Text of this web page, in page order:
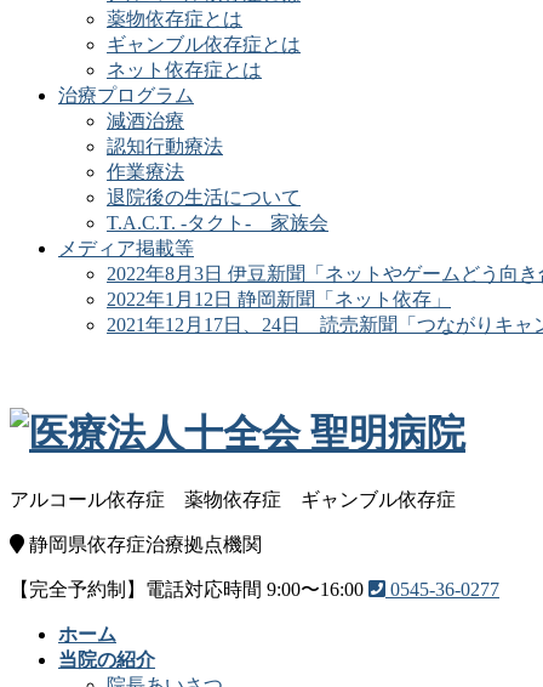
薬物依存症とは
ギャンブル依存症とは
ネット依存症とは
治療プログラム
減酒治療
認知行動療法
作業療法
退院後の生活について
T.A.C.T. -タクト- 家族会
メディア掲載等
2022年8月3日 伊豆新聞「ネットやゲームどう向き
2022年1月12日 静岡新聞「ネット依存」
2021年12月17日、24日 読売新聞「つながりキャ
アルコール依存症 薬物依存症 ギャンブル依存症
静岡県依存症治療拠点機関
【完全予約制】電話対応時間 9:00〜16:00 0545-36-0277
ホーム
当院の紹介